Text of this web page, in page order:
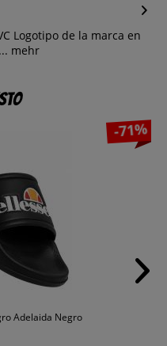
Logotipo de la marca en
mehr
-71%
Adelaida Negro